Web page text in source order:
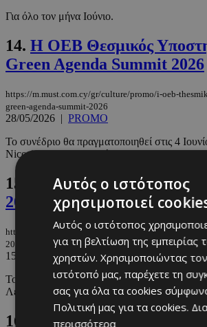
Για όλο τον μήνα Ιούνιο.
14. Η ΟΕΒ Θεσμικός
Green Agenda Summit 2026
https://m.must.com.cy/gr/culture/promo/i-oeb-
green-agenda-summit-2026
28/05/2026 | PROMO
Το συνέδριο θα πραγματοποιηθεί στις 4
Nicosia, με διοργανωτή την SppMedia.
15.
Ο John Josephakis στο
2026
https://m.must.com.cy/gr/people/news/o-john-
2026
15/05/2026|NEWS
Το μεγαλύτερο συνέδριο βιώσιμης ανάπτυξης
Λευκωσία στις 4 Ιουνίου 2026.
16.
Η futurist Amelia
Αυτός ο ιστότοπος
χρησιμοποιεί
Αυτός ο ιστότοπος
για τη βελτίωση της εμπειρίας
χρηστών. Χρησιμοποιώντας τον
ιστότοπό μας, παρέχετε τη
σας για όλα τα cookies
Πολιτική μας για τα cookies.
περισσότερα